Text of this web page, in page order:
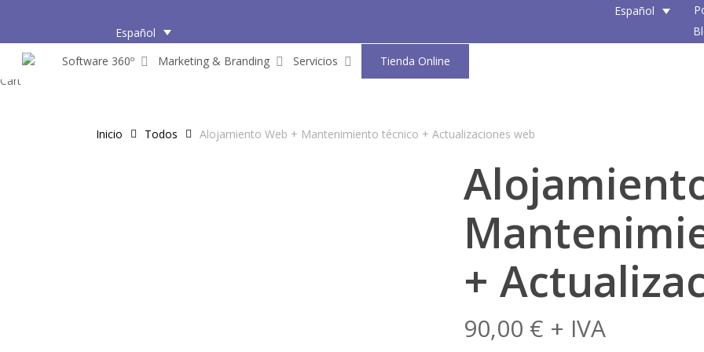
main
content
Español
Español
Software 360º
Marketing & Branding Servicios Tienda Online
Cart
Inicio Todos Alojamiento Web + Mantenimiento técnico + Actualizaciones web
+
90,00 € + IVA